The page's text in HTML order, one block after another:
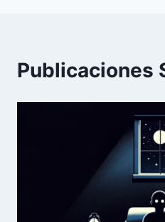
Publicaciones